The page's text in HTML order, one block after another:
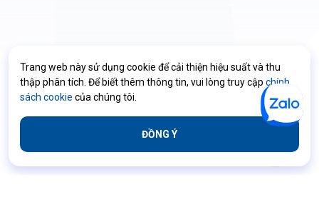
Trang web này sử dụng cookie để cải thiện hiệu suất và thu
thập phân tích. Để biết thêm thông tin, vui lòng truy cập chính
sách cookie của chúng tôi.
ĐỒNG Ý